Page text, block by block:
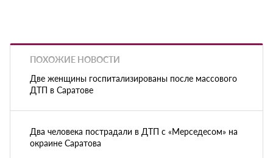
ПОХОЖИЕ НОВОСТИ
Две женщины госпитализированы после массового
ДТП в Саратове
Два человека пострадали в ДТП с «Мерседесом» на
окраине Саратова